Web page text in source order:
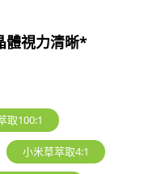
體視力清晰*
取100:1
小米草萃取4:1